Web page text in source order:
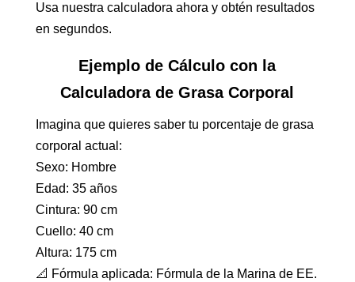
Usa nuestra calculadora ahora y obtén resultados
en segundos.
Ejemplo de Cálculo con la
Calculadora de Grasa Corporal
Imagina que quieres saber tu porcentaje de grasa
corporal actual:
Sexo: Hombre
Edad: 35 años
Cintura: 90 cm
Cuello: 40 cm
Altura: 175 cm
📐 Fórmula aplicada: Fórmula de la Marina de EE.